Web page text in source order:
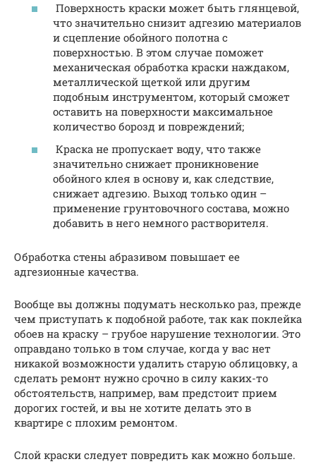
Поверхность краски может быть глянцевой,
что значительно снизит адгезию материалов
и сцепление обойного полотна с
поверхностью. В этом случае поможет
механическая обработка краски наждаком,
металлической щеткой или другим
подобным инструментом, который сможет
оставить на поверхности максимальное
количество борозд и повреждений;
Краска не пропускает воду, что также
значительно снижает проникновение
обойного клея в основу и, как следствие,
снижает адгезию. Выход только один –
применение грунтовочного состава, можно
добавить в него немного растворителя.
Обработка стены абразивом повышает ее
адгезионные качества.
Вообще вы должны подумать несколько раз, прежде
чем приступать к подобной работе, так как поклейка
обоев на краску – грубое нарушение технологии. Это
оправдано только в том случае, когда у вас нет
никакой возможности удалить старую облицовку, а
сделать ремонт нужно срочно в силу каких-то
обстоятельств, например, вам предстоит прием
дорогих гостей, и вы не хотите делать это в
квартире с плохим ремонтом.
Слой краски следует повредить как можно больше.